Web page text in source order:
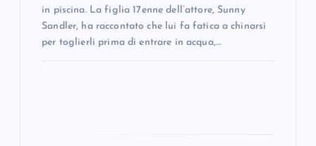
in piscina. La figlia 17enne dell’attore, Sunny
Sandler, ha raccontato che lui fa fatica a chinarsi
per toglierli prima di entrare in acqua,…